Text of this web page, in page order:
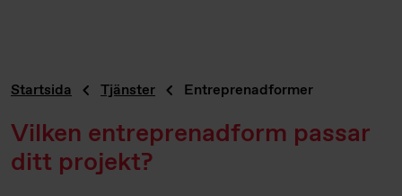
Startsida Tjänster Entreprenadformer
Vilken entreprenadform passar
ditt projekt?